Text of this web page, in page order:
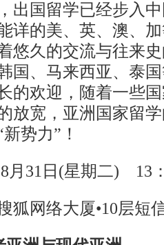
出国留学已经步入
详的美、英、澳、
悠久的交流与往来
国、马来西亚、泰
的欢迎，随着一些
放宽，亚洲国家留
势力”！
8月31日(星期二) 13
狐网络大厦•10层短